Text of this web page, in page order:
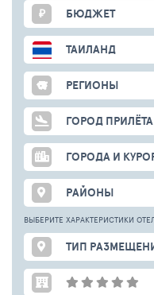
₽ БЮДЖЕТ
ТАИЛАНД
РЕГИОНЫ
ГОРОД ПРИЛЁТА
ГОРОДА И
РАЙОНЫ
ВЫБЕРИТЕ ХАРАКТЕРИСТИКИ
ТИП